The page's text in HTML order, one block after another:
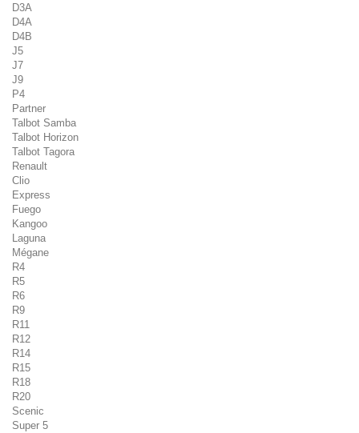
D3A
D4A
D4B
J5
J7
J9
P4
Partner
Talbot Samba
Talbot Horizon
Talbot Tagora
Renault
Clio
Express
Fuego
Kangoo
Laguna
Mégane
R4
R5
R6
R9
R11
R12
R14
R15
R18
R20
Scenic
Super 5